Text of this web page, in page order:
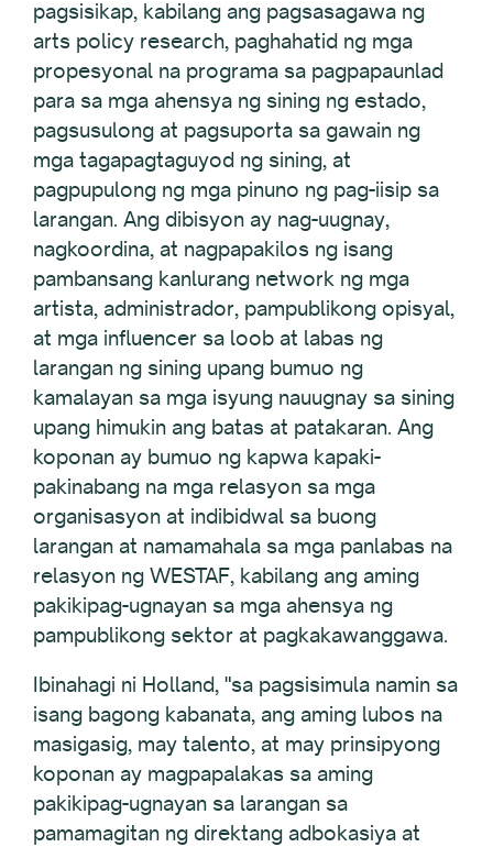
pagsisikap, kabilang ang pagsasagawa ng
arts policy research, paghahatid ng mga
propesyonal na programa sa pagpapaunlad
para sa mga ahensya ng sining ng estado,
pagsusulong at pagsuporta sa gawain ng
mga tagapagtaguyod ng sining, at
pagpupulong ng mga pinuno ng pag-iisip sa
larangan. Ang dibisyon ay nag-uugnay,
nagkoordina, at nagpapakilos ng isang
pambansang kanlurang network ng mga
artista, administrador, pampublikong opisyal,
at mga influencer sa loob at labas ng
larangan ng sining upang bumuo ng
kamalayan sa mga isyung nauugnay sa sining
upang himukin ang batas at patakaran. Ang
koponan ay bumuo ng kapwa kapaki-
pakinabang na mga relasyon sa mga
organisasyon at indibidwal sa buong
larangan at namamahala sa mga panlabas na
relasyon ng WESTAF, kabilang ang aming
pakikipag-ugnayan sa mga ahensya ng
pampublikong sektor at pagkakawanggawa.
Ibinahagi ni Holland, "sa pagsisimula namin sa
isang bagong kabanata, ang aming lubos na
masigasig, may talento, at may prinsipyong
koponan ay magpapalakas sa aming
pakikipag-ugnayan sa larangan sa
pamamagitan ng direktang adbokasiya at